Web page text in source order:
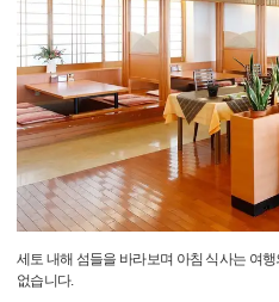
세토 내해 섬들을 바라보며 아침 식사는 여
없습니다.